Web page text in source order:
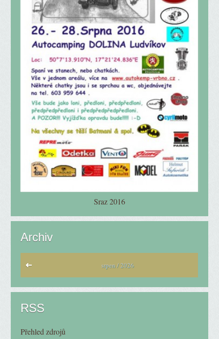
Sraz 2016
Archiv
srpen / 2026
RSS
Přehled zdrojů